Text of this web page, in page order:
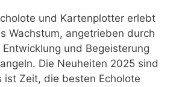
und Kartenplotter erlebt
Wachstum, angetrieben durch
und Begeisterung
Die Neuheiten 2025 sind
ist Zeit, die besten Echolote